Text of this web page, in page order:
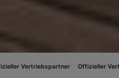
Offizieller Vertriebspartner